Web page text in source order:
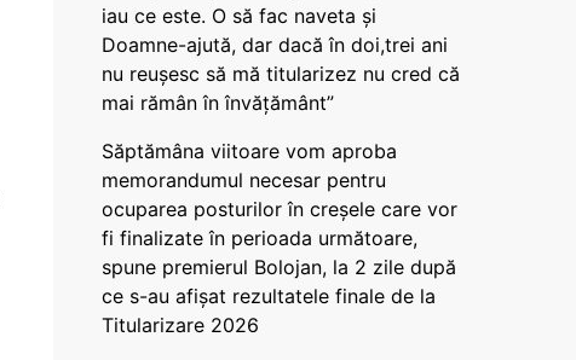
iau ce este. O să fac naveta și
Doamne-ajută, dar dacă în doi,trei ani
nu reușesc să mă titularizez nu cred că
mai rămân în învățământ”
Săptămâna viitoare vom aproba
memorandumul necesar pentru
ocuparea posturilor în creșele care vor
fi finalizate în perioada următoare,
spune premierul Bolojan, la 2 zile după
ce s-au afișat rezultatele finale de la
Titularizare 2026